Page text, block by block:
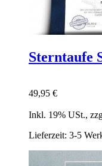
Sterntaufe
49,95 €
Inkl. 19% USt.,
Lieferzeit: 3-5